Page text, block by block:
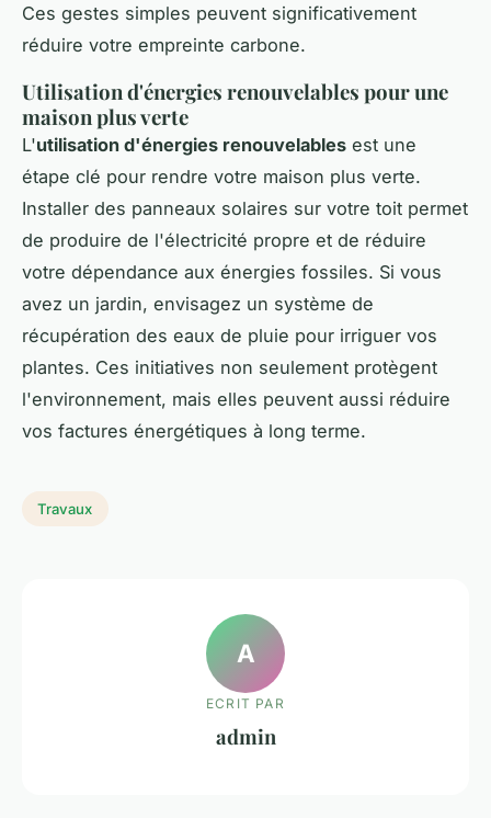
Ces gestes simples peuvent significativement
réduire votre empreinte carbone.
Utilisation d'énergies renouvelables pour une
maison plus verte
L'utilisation d'énergies renouvelables est une
étape clé pour rendre votre maison plus verte.
Installer des panneaux solaires sur votre toit permet
de produire de l'électricité propre et de réduire
votre dépendance aux énergies fossiles. Si vous
avez un jardin, envisagez un système de
récupération des eaux de pluie pour irriguer vos
plantes. Ces initiatives non seulement protègent
l'environnement, mais elles peuvent aussi réduire
vos factures énergétiques à long terme.
Travaux
A
ECRIT PAR
admin